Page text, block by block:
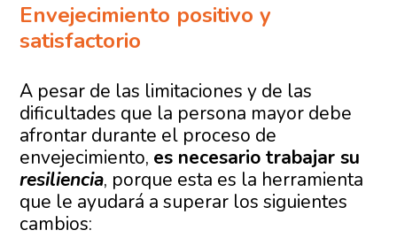
Envejecimiento positivo y
satisfactorio
A pesar de las limitaciones y de las
dificultades que la persona mayor debe
afrontar durante el proceso de
envejecimiento, es necesario trabajar su
resiliencia, porque esta es la herramienta
que le ayudará a superar los siguientes
cambios: